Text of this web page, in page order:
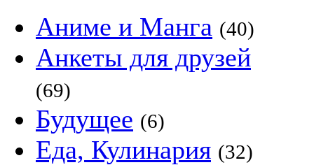
Аниме и Манга (40)
Анкеты для друзей
(69)
Будущее (6)
Еда, Кулинария (32)